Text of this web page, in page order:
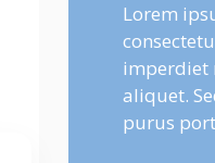
Lorem
imperdiet
aliquet.
purus